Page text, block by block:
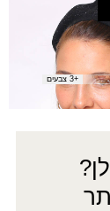
מלכי
+3 צבעים